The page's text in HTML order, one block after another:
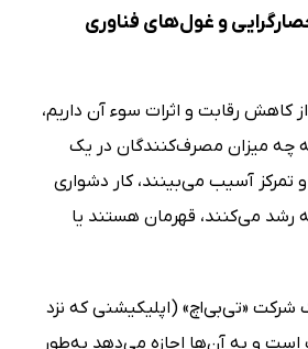
و غول‌های فناوری
کاهش رقابت و اثرات سوء آن داریم،
چه میزان مصرف‌کنندگان در یک
آسیب می‌بینند، کار دشواری
می‌کنند، قهرمان هستند یا
«تی‌بی‌اچ» (اپلیکیشنی که نزد
است و به آن‌ها اجازه می‌دهد به‌طور